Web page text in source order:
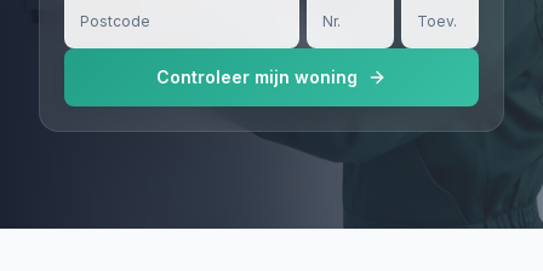
Controleer mijn woning